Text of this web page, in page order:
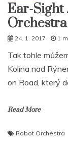
Ear-Sight
24. 1. 2017 1
Tak tohle
Kolína nad
on Road, který
Read More
Robot Orchestra